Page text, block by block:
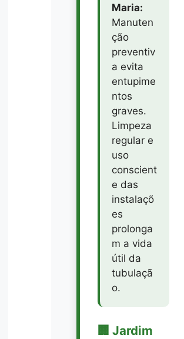
Maria:
Manuten
ção
preventiv
a evita
entupime
ntos
graves.
Limpeza
regular e
uso
conscient
e das
instalaçõ
es
prolonga
m a vida
útil da
tubulaçã
o.
🏢 Jardim